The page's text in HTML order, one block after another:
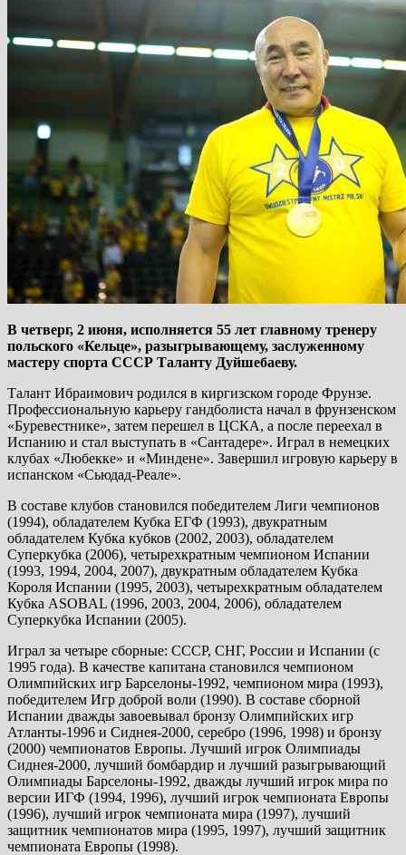
В четверг, 2 июня, исполняется 55 лет главному тренеру
польского «Кельце», разыгрывающему, заслуженному
мастеру спорта СССР Таланту Дуйшебаеву.
Талант Ибраимович родился в киргизском городе Фрунзе.
Профессиональную карьеру гандболиста начал в фрунзенском
«Буревестнике», затем перешел в ЦСКА, а после переехал в
Испанию и стал выступать в «Сантадере». Играл в немецких
клубах «Любекке» и «Миндене». Завершил игровую карьеру в
испанском «Сьюдад-Реале».
В составе клубов становился победителем Лиги чемпионов
(1994), обладателем Кубка ЕГФ (1993), двукратным
обладателем Кубка кубков (2002, 2003), обладателем
Суперкубка (2006), четырехкратным чемпионом Испании
(1993, 1994, 2004, 2007), двукратным обладателем Кубка
Короля Испании (1995, 2003), четырехкратным обладателем
Кубка ASOBAL (1996, 2003, 2004, 2006), обладателем
Суперкубка Испании (2005).
Играл за четыре сборные: СССР, СНГ, России и Испании (с
1995 года). В качестве капитана становился чемпионом
Олимпийских игр Барселоны-1992, чемпионом мира (1993),
победителем Игр доброй воли (1990). В составе сборной
Испании дважды завоевывал бронзу Олимпийских игр
Атланты-1996 и Сиднея-2000, серебро (1996, 1998) и бронзу
(2000) чемпионатов Европы. Лучший игрок Олимпиады
Сиднея-2000, лучший бомбардир и лучший разыгрывающий
Олимпиады Барселоны-1992, дважды лучший игрок мира по
версии ИГФ (1994, 1996), лучший игрок чемпионата Европы
(1996), лучший игрок чемпионата мира (1997), лучший
защитник чемпионатов мира (1995, 1997), лучший защитник
чемпионата Европы (1998).